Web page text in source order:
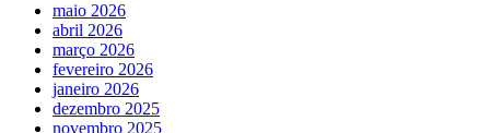
maio 2026
abril 2026
março 2026
fevereiro 2026
janeiro 2026
dezembro 2025
novembro 2025